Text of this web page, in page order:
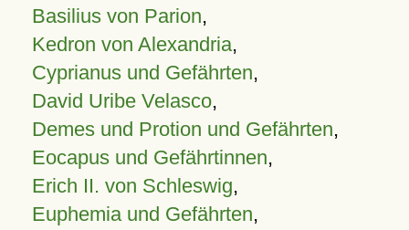
Basilius von Parion,
Kedron von Alexandria,
Cyprianus und Gefährten,
David Uribe Velasco,
Demes und Protion und Gefährten,
Eocapus und Gefährtinnen,
Erich II. von Schleswig,
Euphemia und Gefährten,